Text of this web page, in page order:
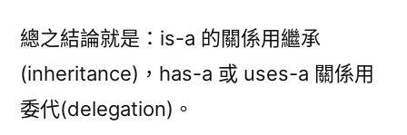
總之結論就是：is-a 的關係用繼承
(inheritance)，has-a 或 uses-a 關係用
委代(delegation)。